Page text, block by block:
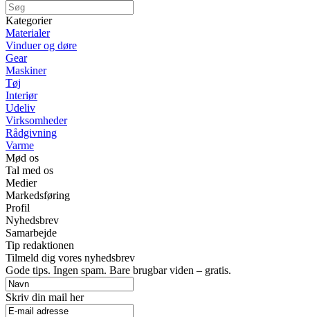
Kategorier
Materialer
Vinduer og døre
Gear
Maskiner
Tøj
Interiør
Udeliv
Virksomheder
Rådgivning
Varme
Mød os
Tal med os
Medier
Markedsføring
Profil
Nyhedsbrev
Samarbejde
Tip redaktionen
Tilmeld dig vores nyhedsbrev
Gode tips. Ingen spam. Bare brugbar viden – gratis.
Skriv din mail her